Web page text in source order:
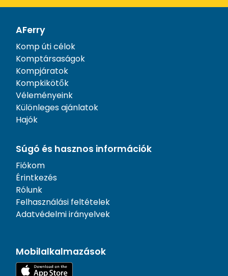
AFerry
Komp úti célok
Komptársaságok
Kompjáratok
Kompkikötők
Véleményeink
Különleges ajánlatok
Hajók
Súgó és hasznos információk
Fiókom
Érintkezés
Rólunk
Felhasználási feltételek
Adatvédelmi irányelvek
Mobilalkalmazások